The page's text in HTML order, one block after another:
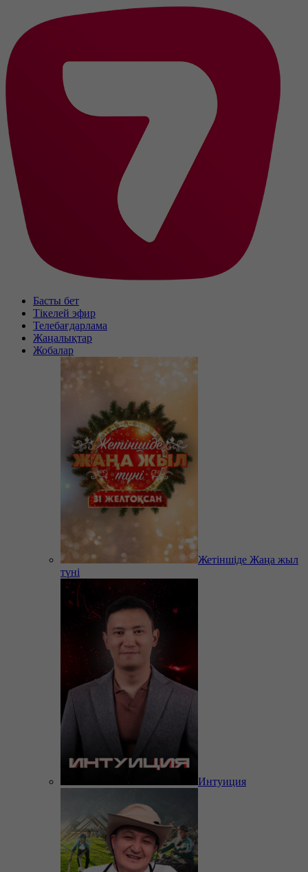
Басты бет
Тікелей эфир
Телебағдарлама
Жаңалықтар
Жобалар
Жетіншіде Жаңа жыл
түні
Интуиция